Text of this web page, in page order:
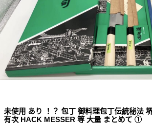
未使用 あり ！？ 包丁 御料理包丁伝統秘法
有次 HACK MESSER 等 大量 まとめて ①